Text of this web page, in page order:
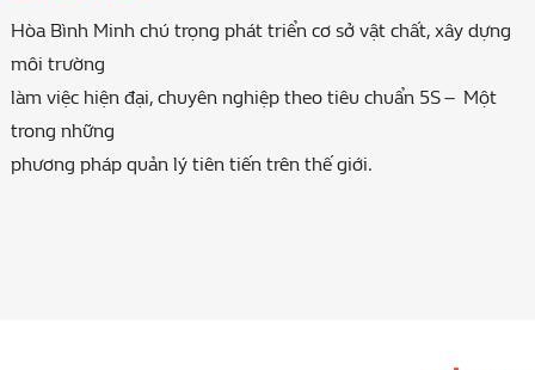
Hòa Bình Minh chú trọng phát triển cơ sở vật chất, xây dựng
môi trường
làm việc hiện đại, chuyên nghiệp theo tiêu chuẩn 5S – Một
trong những
phương pháp quản lý tiên tiến trên thế giới.